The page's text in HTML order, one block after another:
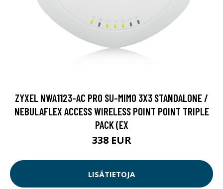
ZYXEL NWA1123-AC PRO SU-MIMO 3X3 STANDALONE /
NEBULAFLEX ACCESS WIRELESS POINT POINT TRIPLE
PACK (EX
338 EUR
LISÄTIETOJA